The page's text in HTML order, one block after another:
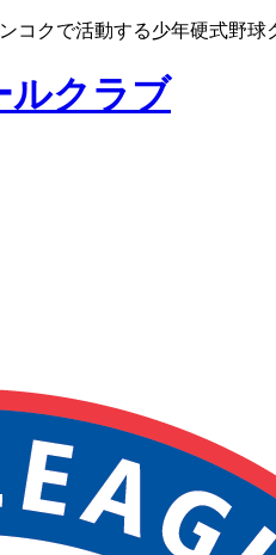
クで活動する少年硬式野
ルクラブ